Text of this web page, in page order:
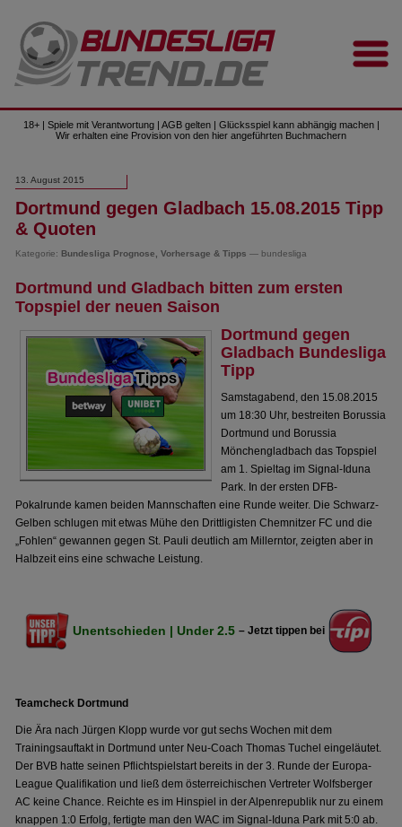
18+ | Spiele mit Verantwortung | AGB gelten | Glücksspiel kann abhängig machen |
Wir erhalten eine Provision von den hier angeführten Buchmachern
13. August 2015
Dortmund gegen Gladbach 15.08.2015 Tipp
& Quoten
Kategorie: Bundesliga Prognose, Vorhersage & Tipps — bundesliga
Dortmund und Gladbach bitten zum ersten
Topspiel der neuen Saison
Dortmund gegen
Gladbach Bundesliga
Tipp
Samstagabend, den 15.08.2015
um 18:30 Uhr, bestreiten Borussia
Dortmund und Borussia
Mönchengladbach das Topspiel
am 1. Spieltag im Signal-Iduna
Park. In der ersten DFB-
Pokalrunde kamen beiden Mannschaften eine Runde weiter. Die Schwarz-
Gelben schlugen mit etwas Mühe den Drittligisten Chemnitzer FC und die
„Fohlen“ gewannen gegen St. Pauli deutlich am Millerntor, zeigten aber in
Halbzeit eins eine schwache Leistung.
Unentschieden | Under 2.5 – Jetzt tippen bei
Teamcheck Dortmund
Die Ära nach Jürgen Klopp wurde vor gut sechs Wochen mit dem
Trainingsauftakt in Dortmund unter Neu-Coach Thomas Tuchel eingeläutet.
Der BVB hatte seinen Pflichtspielstart bereits in der 3. Runde der Europa-
League Qualifikation und ließ dem österreichischen Vertreter Wolfsberger
AC keine Chance. Reichte es im Hinspiel in der Alpenrepublik nur zu einem
knappen 1:0 Erfolg, fertigte man den WAC im Signal-Iduna Park mit 5:0 ab.